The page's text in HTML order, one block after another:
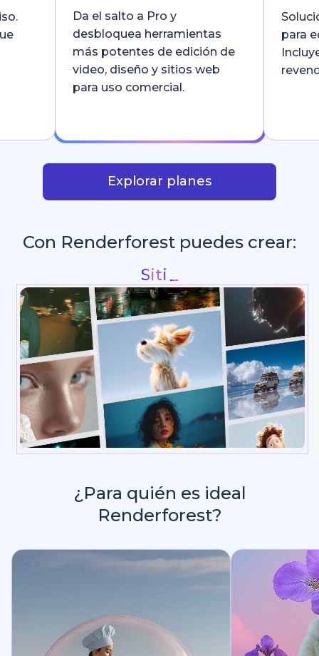
Da el salto a Pro y
desbloquea herramientas
más potentes de edición de
video, diseño y sitios web
para uso comercial.
para
Explorar planes
Con Renderforest puedes crear:
Intros y anima
¿Para quién es ideal
Renderforest?